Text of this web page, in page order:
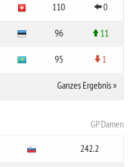
110 0
96 11
95 1
Ganzes Ergebnis»
GP Damen
242.2